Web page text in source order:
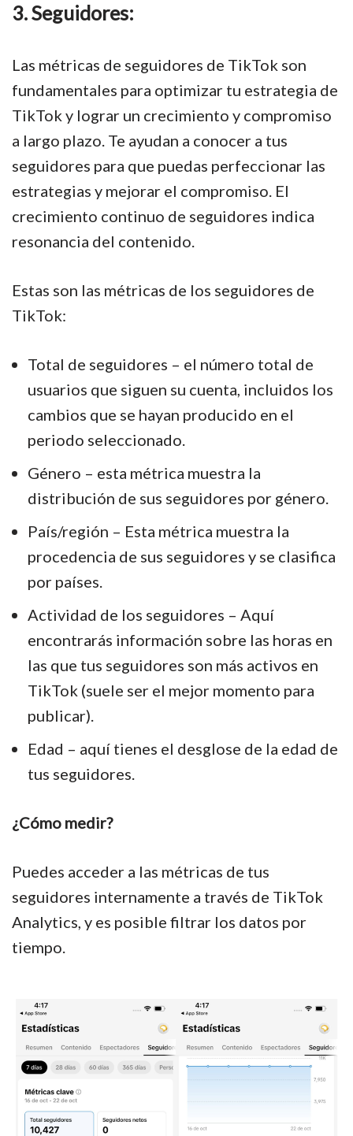
3. Seguidores:
Las métricas de seguidores de TikTok son
fundamentales para optimizar tu estrategia de
TikTok y lograr un crecimiento y compromiso
a largo plazo. Te ayudan a conocer a tus
seguidores para que puedas perfeccionar las
estrategias y mejorar el compromiso. El
crecimiento continuo de seguidores indica
resonancia del contenido.
Estas son las métricas de los seguidores de
TikTok:
Total de seguidores – el número total de
usuarios que siguen su cuenta, incluidos los
cambios que se hayan producido en el
periodo seleccionado.
Género – esta métrica muestra la
distribución de sus seguidores por género.
País/región – Esta métrica muestra la
procedencia de sus seguidores y se clasifica
por países.
Actividad de los seguidores – Aquí
encontrarás información sobre las horas en
las que tus seguidores son más activos en
TikTok (suele ser el mejor momento para
publicar).
Edad – aquí tienes el desglose de la edad de
tus seguidores.
¿Cómo medir?
Puedes acceder a las métricas de tus
seguidores internamente a través de TikTok
Analytics, y es posible filtrar los datos por
tiempo.